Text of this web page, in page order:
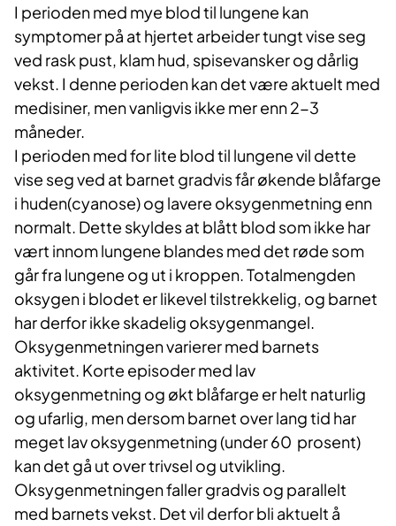
I perioden med mye blod til lungene kan
symptomer på at hjertet arbeider tungt vise seg
ved rask pust, klam hud, spisevansker og dårlig
vekst. I denne perioden kan det være aktuelt med
medisiner, men vanligvis ikke mer enn 2-3
måneder.
I perioden med for lite blod til lungene vil dette
vise seg ved at barnet gradvis får økende blåfarge
i huden(cyanose) og lavere oksygenmetning enn
normalt. Dette skyldes at blått blod som ikke har
vært innom lungene blandes med det røde som
går fra lungene og ut i kroppen. Totalmengden
oksygen i blodet er likevel tilstrekkelig, og barnet
har derfor ikke skadelig oksygenmangel.
Oksygenmetningen varierer med barnets
aktivitet. Korte episoder med lav
oksygenmetning og økt blåfarge er helt naturlig
og ufarlig, men dersom barnet over lang tid har
meget lav oksygenmetning (under 60 prosent)
kan det gå ut over trivsel og utvikling.
Oksygenmetningen faller gradvis og parallelt
med barnets vekst. Det vil derfor bli aktuelt å